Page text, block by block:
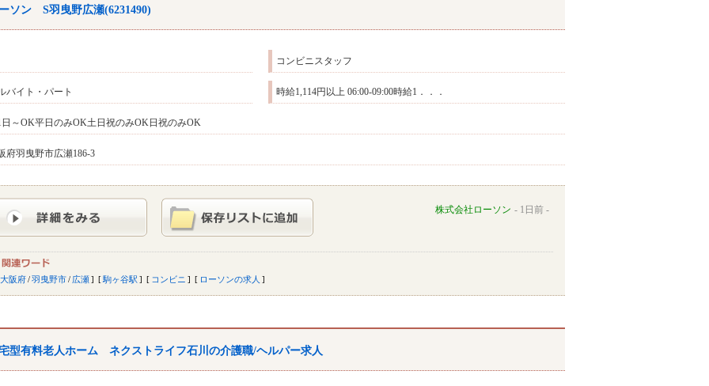
ソン S羽曳野広瀬(6231490)
コンビニスタッフ
バイト・パート 時給1,114円以上 06:00-09:00時給1．．．
日～OK平日のみOK土日祝のみOK日祝のみOK
府羽曳野市広瀬186‐3
株式会社ローソン 1日前
大阪府/羽曳野市/ 広瀬 駒ヶ谷駅 コンビニ ローソンの求人
型有料老人ホーム ネクストライフ石川の介護職/ヘルパー求人